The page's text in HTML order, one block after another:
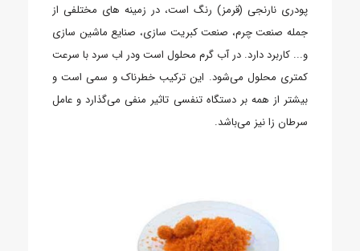
پودری نارنجی (قرمز) رنگ است، در زمینه های مختلفی از
جمله صنعت چرم، صنعت کبریت سازی، صنایع ماشین سازی
و... کاربرد دارد. در آب گرم محلول است ودر اب سرد با سرعت
کمتری محلول می‌شود. این ترکیب خطرناک و سمی است و
بیشتر از همه بر دستگاه تنفسی تاثیر منفی می‌گذارد و عامل
سرطان زا نیز می‌باشد.